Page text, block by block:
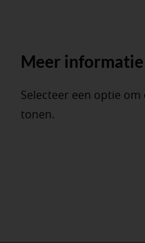
Meer informatie
Selecteer een optie
tonen.